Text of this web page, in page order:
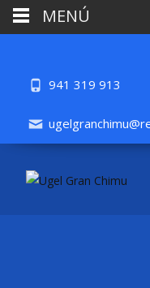
941 319 913
MENÚ